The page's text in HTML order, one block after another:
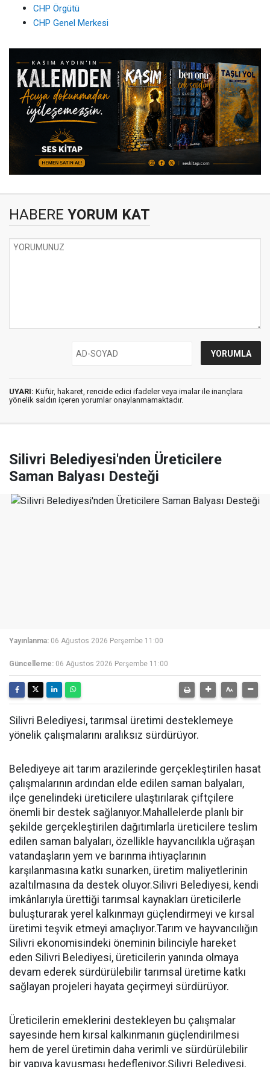
CHP Örgütü
CHP Genel Merkesi
HABERE YORUM KAT
UYARI: Küfür, hakaret, rencide edici ifadeler veya imalar ile inançlara
yönelik saldırı içeren yorumlar onaylanmamaktadır.
Silivri Belediyesi'nden Üreticilere
Saman Balyası Desteği
Yayınlanma: 06 Ağustos 2026 Perşembe 11:00
Güncelleme: 06 Ağustos 2026 Perşembe 11:00
Silivri Belediyesi, tarımsal üretimi desteklemeye
yönelik çalışmalarını aralıksız sürdürüyor.
Belediyeye ait tarım arazilerinde gerçekleştirilen hasat
çalışmalarının ardından elde edilen saman balyaları,
ilçe genelindeki üreticilere ulaştırılarak çiftçilere
önemli bir destek sağlanıyor.Mahallelerde planlı bir
şekilde gerçekleştirilen dağıtımlarla üreticilere teslim
edilen saman balyaları, özellikle hayvancılıkla uğraşan
vatandaşların yem ve barınma ihtiyaçlarının
karşılanmasına katkı sunarken, üretim maliyetlerinin
azaltılmasına da destek oluyor.Silivri Belediyesi, kendi
imkânlarıyla ürettiği tarımsal kaynakları üreticilerle
buluşturarak yerel kalkınmayı güçlendirmeyi ve kırsal
üretimi teşvik etmeyi amaçlıyor.Tarım ve hayvancılığın
Silivri ekonomisindeki öneminin bilinciyle hareket
eden Silivri Belediyesi, üreticilerin yanında olmaya
devam ederek sürdürülebilir tarımsal üretime katkı
sağlayan projeleri hayata geçirmeyi sürdürüyor.
Üreticilerin emeklerini destekleyen bu çalışmalar
sayesinde hem kırsal kalkınmanın güçlendirilmesi
hem de yerel üretimin daha verimli ve sürdürülebilir
bir yapıya kavuşması hedefleniyor.Silivri Belediyesi,